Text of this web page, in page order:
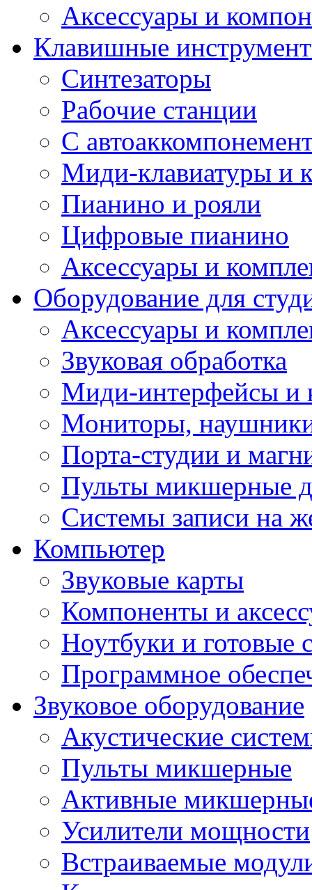
Аксессуары и
Клавишные
Синтезаторы
Рабочие станции
С
Миди-клавиатуры и
Пианино и рояли
Цифровые пианино
Аксессуары и
Оборудование для
Аксессуары и
Звуковая обработка
Миди-интерфейсы и
Мониторы,
Порта-студии и
Пульты микшерные
Системы записи на
Компьютер
Звуковые карты
Компоненты и
Ноутбуки и готовые
Программное
Звуковое оборудование
Акустические
Пульты микшерные
Активные
Усилители мощности
Встраиваемые